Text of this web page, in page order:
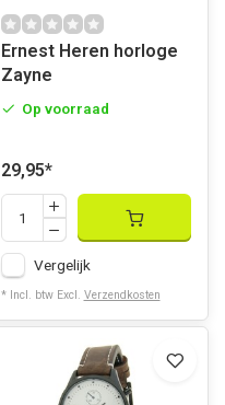
Ernest Heren horloge
Zayne
Op voorraad
29,95*
Vergelijk
* Incl. btw Excl. Verzendkosten